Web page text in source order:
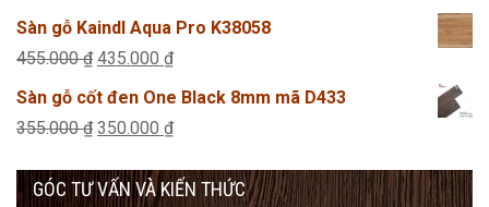
435.000 ₫.
gốc
là:
hiện
tại
265.000 ₫.
Sàn gỗ Kaindl Aqua Pro K38058
455.000₫ Giá
gốc
là:
435.000 ₫Giá
hiện
tại
435.000 ₫.
Sàn gỗ cốt đen One Black 8mm mã D433
355.000₫ Giá
là:
350.000 ₫Giá
tại
GÓC TƯ VẤN VÀ KIẾN THỨC